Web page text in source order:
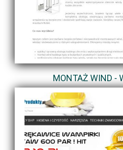
MONTAŻ WIND -